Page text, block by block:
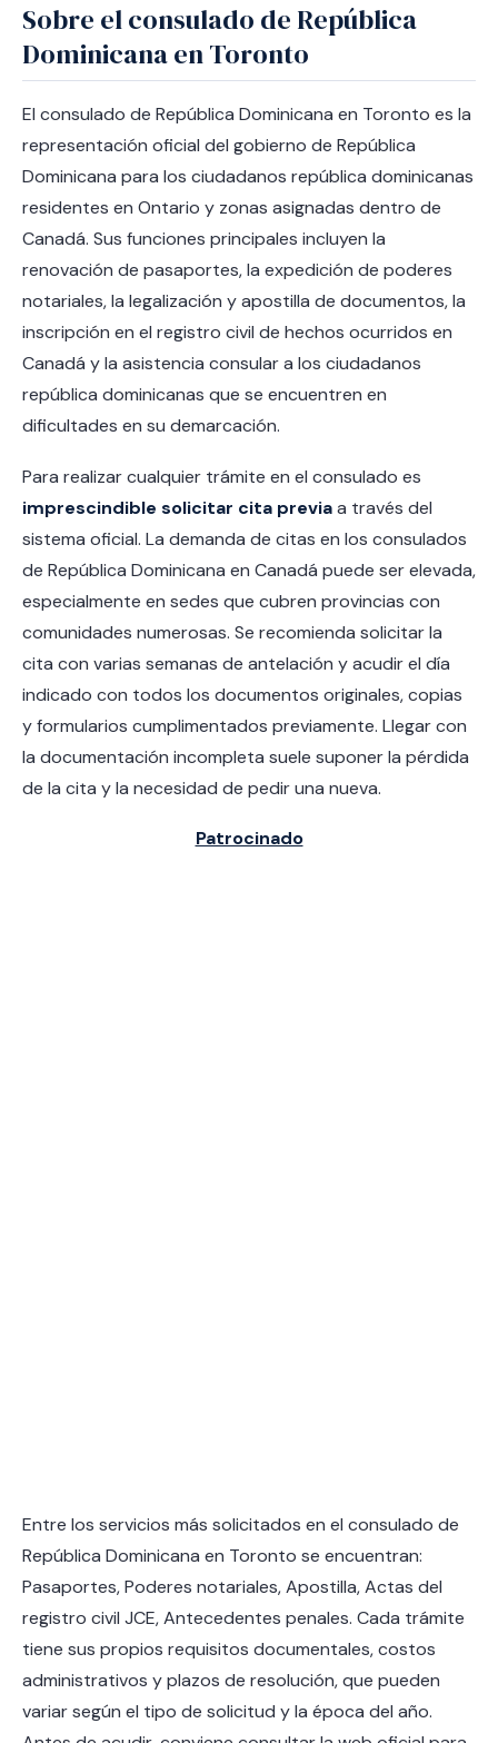
Sobre el consulado de República
Dominicana en Toronto
El consulado de República Dominicana en Toronto es la
representación oficial del gobierno de República
Dominicana para los ciudadanos república dominicanas
residentes en Ontario y zonas asignadas dentro de
Canadá. Sus funciones principales incluyen la
renovación de pasaportes, la expedición de poderes
notariales, la legalización y apostilla de documentos, la
inscripción en el registro civil de hechos ocurridos en
Canadá y la asistencia consular a los ciudadanos
república dominicanas que se encuentren en
dificultades en su demarcación.
Para realizar cualquier trámite en el consulado es
imprescindible solicitar cita previaa través del
sistema oficial. La demanda de citas en los consulados
de República Dominicana en Canadá puede ser elevada,
especialmente en sedes que cubren provincias con
comunidades numerosas. Se recomienda solicitar la
cita con varias semanas de antelación y acudir el día
indicado con todos los documentos originales, copias
y formularios cumplimentados previamente. Llegar con
la documentación incompleta suele suponer la pérdida
de la cita y la necesidad de pedir una nueva.
Entre los servicios más solicitados en el consulado de
República Dominicana en Toronto se encuentran:
Pasaportes, Poderes notariales, Apostilla, Actas del
registro civil JCE, Antecedentes penales. Cada trámite
tiene sus propios requisitos documentales, costos
administrativos y plazos de resolución, que pueden
variar según el tipo de solicitud y la época del año.